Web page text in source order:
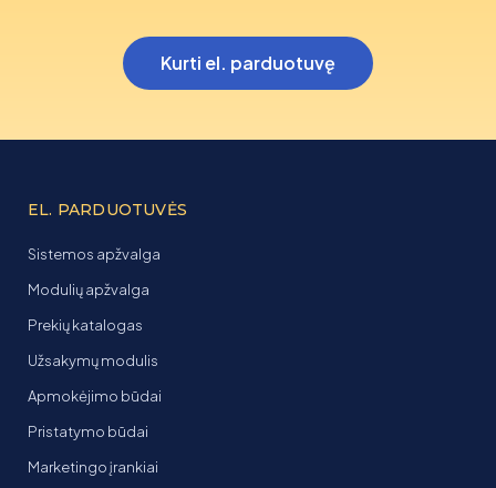
Kurti el. parduotuvę
EL. PARDUOTUVĖS
Sistemos apžvalga
Modulių apžvalga
Prekių katalogas
Užsakymų modulis
Apmokėjimo būdai
Pristatymo būdai
Marketingo įrankiai